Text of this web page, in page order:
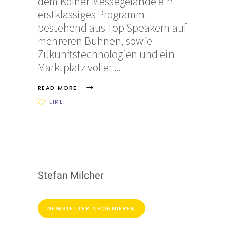
erstklassiges Programm
bestehend aus Top Speakern auf
mehreren Bühnen, sowie
Zukunftstechnologien und ein
Marktplatz voller
READ MORE
LIKE
Stefan Milcher
NEWSLETTER ABONNIEREN